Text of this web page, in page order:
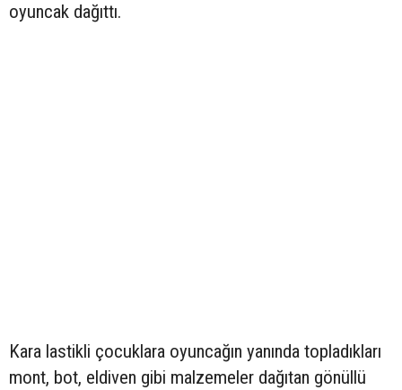
oyuncak dağıttı.
Kara lastikli çocuklara oyuncağın yanında topladıkları
mont, bot, eldiven gibi malzemeler dağıtan gönüllü